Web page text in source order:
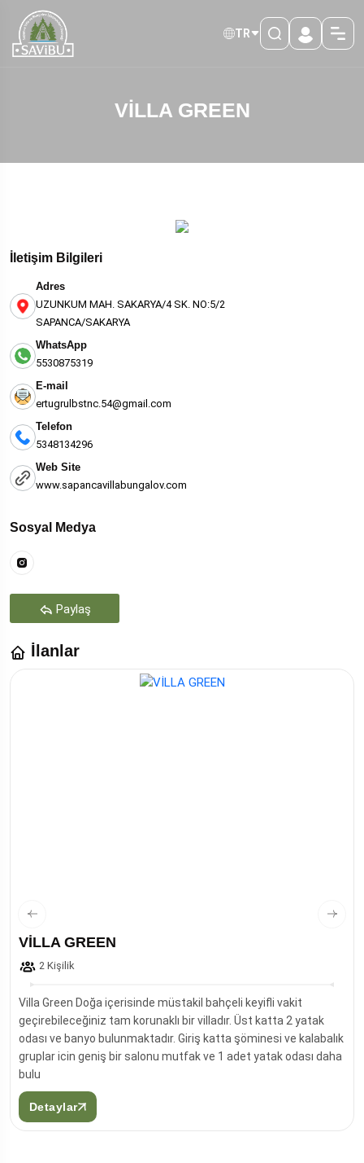
TR
VİLLA GREEN
İletişim Bilgileri
Adres
UZUNKUM MAH. SAKARYA/4 SK. NO:5/2
SAPANCA/SAKARYA
WhatsApp
5530875319
E-mail
ertugrulbstnc.54@gmail.com
Telefon
5348134296
Web Site
www.sapancavillabungalov.com
Sosyal Medya
Paylaş
İlanlar
VİLLA GREEN
2 Kişilik
Villa Green Doğa içerisinde müstakil bahçeli keyifli vakit
geçirebileceğiniz tam korunaklı bir villadır. Üst katta 2 yatak
odası ve banyo bulunmaktadır. Giriş katta şöminesi ve kalabalık
gruplar icin geniş bir salonu mutfak ve 1 adet yatak odası daha
bulu
Detaylar